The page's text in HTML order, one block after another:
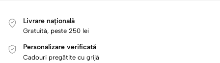
Livrare națională
Gratuită, peste 250 lei
Personalizare verificată
Cadouri pregătite cu grijă